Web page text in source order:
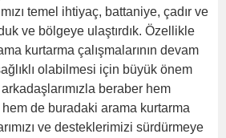
temel ihtiyaç, battaniye, çadır ve
ve bölgeye ulaştırdık. Özellikle
kurtarma çalışmalarının devam
olabilmesi için büyük önem
beraber hem
de buradaki arama kurtarma
ve desteklerimizi sürdürmeye